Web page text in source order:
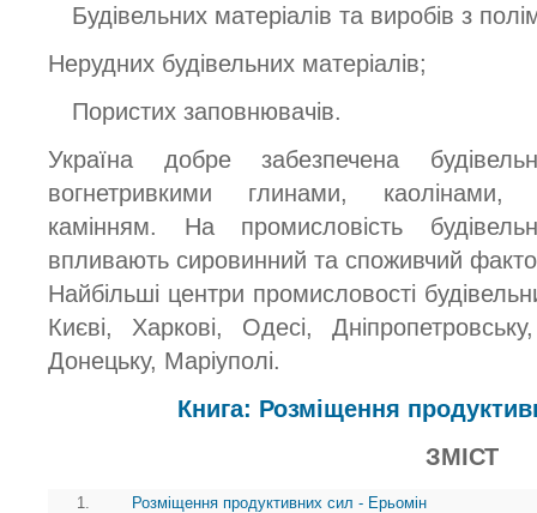
Будівельних матеріалів та виробів з
Нерудних будівельних матеріалів;
Пористих заповнювачів.
Україна добре забезпечена
вогнетривкими глинами, каолінами,
камінням. На промисловість
впливають сировинний та споживчий
Найбільші центри промисловості
Києві, Харкові, Одесі,
Донецьку, Маріуполі.
Книга: Розміщення
ЗМІСТ
1.
Розміщення продуктивних сил - Ерьомін